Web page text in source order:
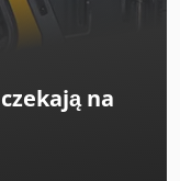
czekają na